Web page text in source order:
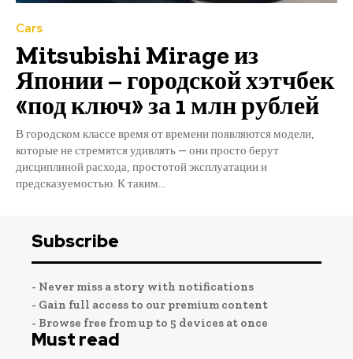
Cars
Mitsubishi Mirage из
Японии – городской хэтчбек
«под ключ» за 1 млн рублей
В городском классе время от времени появляются модели,
которые не стремятся удивлять — они просто берут
дисциплиной расхода, простотой эксплуатации и
предсказуемостью. К таким...
Subscribe
- Never miss a story with notifications
- Gain full access to our premium content
- Browse free from up to 5 devices at once
Must read